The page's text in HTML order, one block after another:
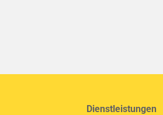
Dienstleistungen